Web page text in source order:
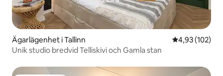
Ägarlägenhet i Tallinn 4,93 av 5 i
4,93 (102)
Unik studio bredvid Telliskivi och Gamla stan